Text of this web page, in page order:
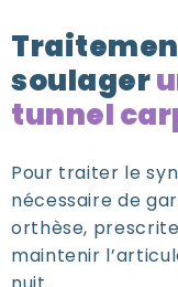
soulager
tunnel
Pour traiter le
nécessaire de
orthèse,
maintenir